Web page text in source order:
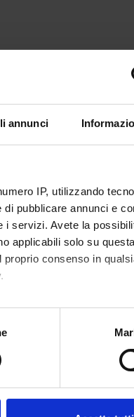
annunci
IP, utilizzando
pubblicare annunci e
i servizi. Avete la
applicabili solo su
consenso in
di qualche metro,
Giuseppina Messetti